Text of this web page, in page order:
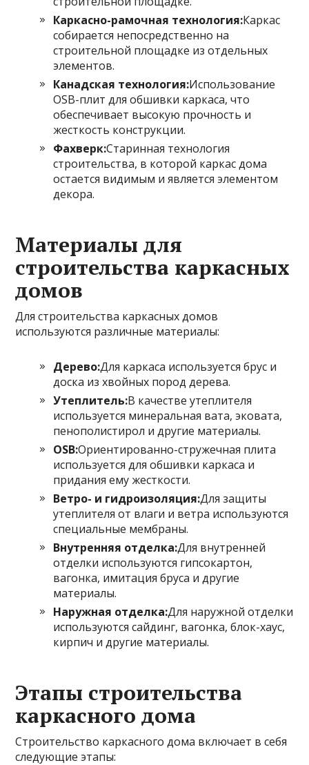
Каркасно-рамочная технология:Каркас
собирается непосредственно на
строительной площадке из отдельных
элементов.
Канадская технология:Использование
OSB-плит для обшивки каркаса, что
обеспечивает высокую прочность и
жесткость конструкции.
Фахверк:Старинная технология
строительства, в которой каркас дома
остается видимым и является элементом
декора.
Материалы для
строительства каркасных
домов
Для строительства каркасных домов
используются различные материалы:
Дерево:Для каркаса используется брус и
доска из хвойных пород дерева.
Утеплитель:В качестве утеплителя
используется минеральная вата, эковата,
пенополистирол и другие материалы.
OSB:Ориентированно-стружечная плита
используется для обшивки каркаса и
придания ему жесткости.
Ветро- и гидроизоляция:Для защиты
утеплителя от влаги и ветра используются
специальные мембраны.
Внутренняя отделка:Для внутренней
отделки используются гипсокартон,
вагонка, имитация бруса и другие
материалы.
Наружная отделка:Для наружной отделки
используются сайдинг, вагонка, блок-хаус,
кирпич и другие материалы.
Этапы строительства
каркасного дома
Строительство каркасного дома включает в себя
следующие этапы: